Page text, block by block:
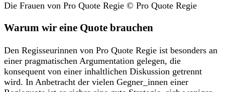
Die Frauen von Pro Quote Regie © Pro Quote Regie
Warum wir eine Quote brauchen
Den Regisseurinnen von Pro Quote Regie ist besonders an
einer pragmatischen Argumentation gelegen, die
konsequent von einer inhaltlichen Diskussion getrennt
wird. In Anbetracht der vielen Gegner_innen einer